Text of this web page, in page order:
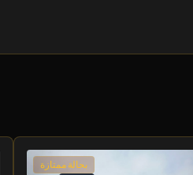
بحالة ممتازة